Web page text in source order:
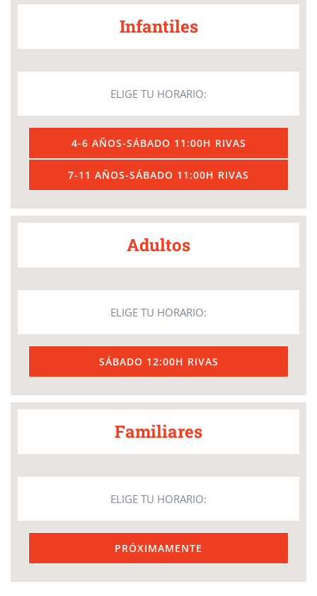
Infantiles
ELIGE TU HORARIO:
4-6 AÑOS-SÁBADO 11:00H RIVAS
7-11 AÑOS-SÁBADO 11:00H RIVAS
Adultos
ELIGE TU HORARIO:
SÁBADO 12:00H RIVAS
Familiares
ELIGE TU HORARIO:
PRÓXIMAMENTE